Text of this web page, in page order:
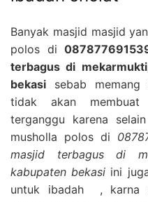
Banyak masjid masjid
polos di
terbagus di
bekasi sebab
tidak akan membuat
terganggu karena
musholla polos di
masjid terbagus di
kabupaten bekasi ini
untuk ibadah , karna